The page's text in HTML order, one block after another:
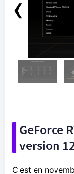
❮
GeForce
version
C'est en